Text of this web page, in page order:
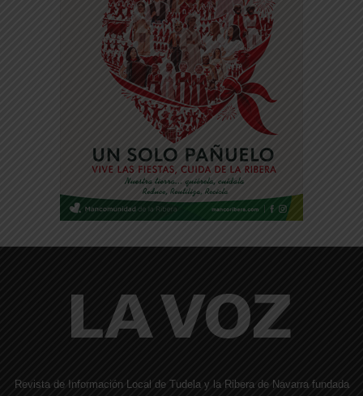
Revista de Información Local de Tudela y la Ribera de Navarra fundada